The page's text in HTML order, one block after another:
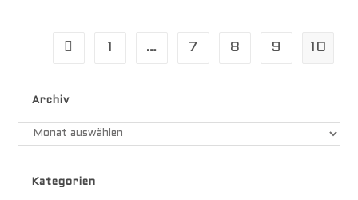
Gehe zur vorherigen Seite
1 … 7 8 9 10
Archiv
Archiv
Kategorien